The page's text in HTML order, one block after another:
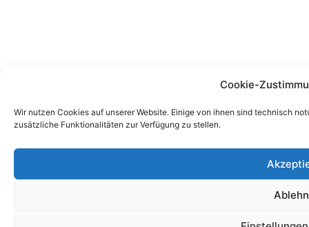
Cookie-
Wir nutzen Cookies auf unserer Website. Einige von ihnen sind technisch
zusätzliche Funktionalitäten zur Verfügung zu stellen.